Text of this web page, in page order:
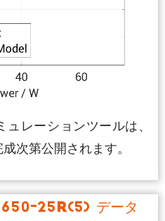
レーションツールは、
次第公開されます。
25R(5) データ